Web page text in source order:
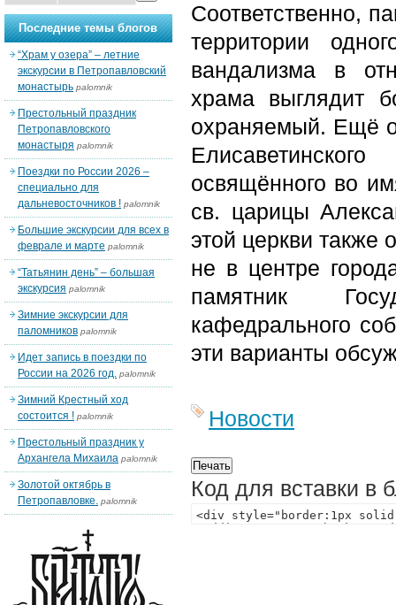
Соответственно,
территории
вандализма в
храма выглядит
охраняемый. Ещё
освящённого во
св. царицы
этой церкви также
не в центре
памятник
кафедрального
эти варианты
Новости
Код для вставки в
Последние темы блогов
“Храм у озера” – летние
экскурсии в Петропавловский
монастырь palomnik
Престольный праздник
Петропавловского
монастыря palomnik
Поездки по России 2026 –
специально для
дальневосточников ! palomnik
Большие экскурсии для всех в
феврале и марте palomnik
“Татьянин день” – большая
экскурсия palomnik
Зимние экскурсии для
паломников palomnik
Идет запись в поездки по
России на 2026 год. palomnik
Зимний Крестный ход
состоится ! palomnik
Престольный праздник у
Архангела Михаила palomnik
Золотой октябрь в
Петропавловке. palomnik